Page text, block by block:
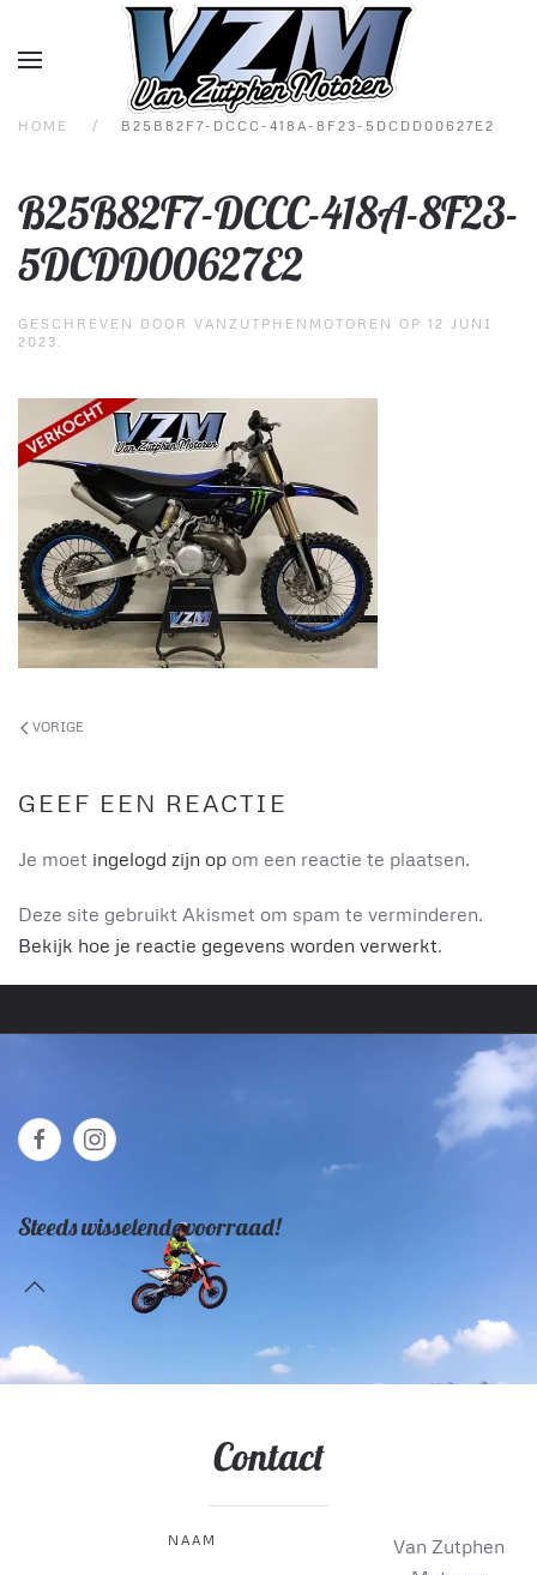
Overslaan en naar de inhoud gaan
HOME B25B82F7-DCCC-418A-8F23-5DCDD00627E2
B25B82F7-DCCC-418A-8F23-
5DCDD00627E2
GESCHREVEN DOOR VANZUTPHENMOTOREN OP 12 JUNI
2023
VORIGE
GEEF EEN REACTIE
Je moet ingelogd zijn op om een reactie te plaatsen.
Deze site gebruikt Akismet om spam te verminderen.
Bekijk hoe je reactie gegevens worden verwerkt.
Steeds wisselende voorraad!
Contact
NAAM
Van Zutphen